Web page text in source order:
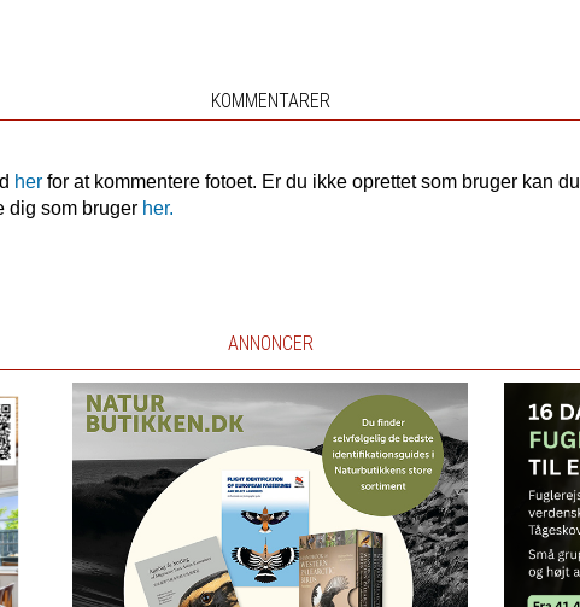
KOMMENTARER
her for at kommentere fotoet. Er du ikke oprettet som bruger kan du
dig som bruger her.
ANNONCER